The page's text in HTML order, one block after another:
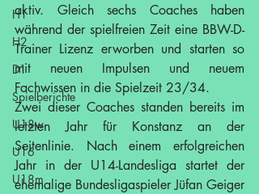
H1
H2
D1
Spielberichte
U18w
U16
U18m
aktiv. Gleich sechs Coaches haben
während der spielfreien Zeit eine BBW-D-
Trainer Lizenz erworben und starten so
mit neuen Impulsen und neuem
Fachwissen in die Spielzeit 23/34.
Zwei dieser Coaches standen bereits im
letzten Jahr für Konstanz an der
Seitenlinie. Nach einem erfolgreichen
Jahr in der U14-Landesliga startet der
ehemalige Bundesligaspieler Jüfan Geiger